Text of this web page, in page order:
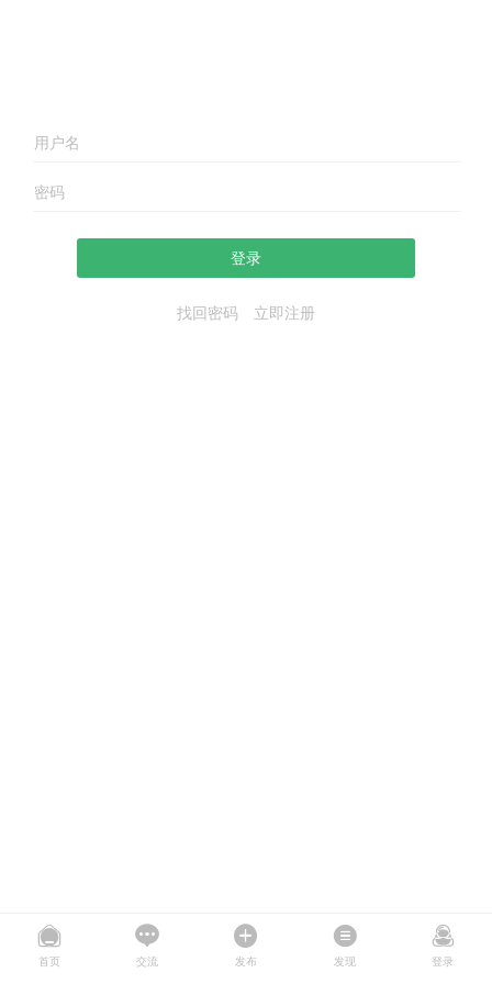
登录
找回密码 立即注册
首页 交流 发布 发现 登录